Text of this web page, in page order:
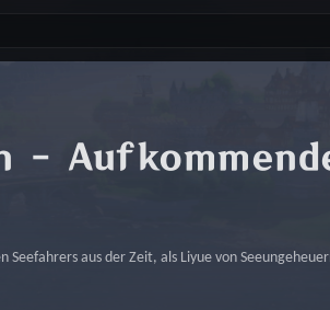
–
Seefahrers aus der Zeit, als Liyue von